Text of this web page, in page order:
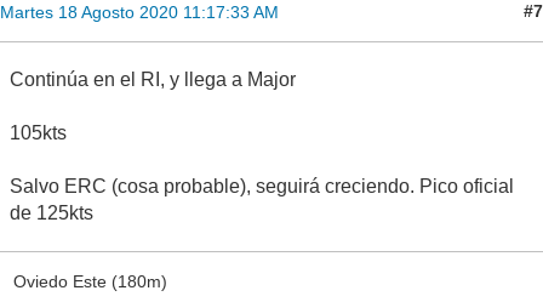
Martes 18 Agosto 2020 11:17:33 AM #7
Continúa en el RI, y llega a Major
105kts
Salvo ERC (cosa probable), seguirá creciendo. Pico oficial
de 125kts
Oviedo Este (180m)